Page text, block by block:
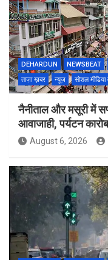
DEHARDUN NEWSBEAT
ताज़ा ख़बर
न्यूज़ सोशल मीडिया
नैनीताल और मसूरी में
आवाजाही, पर्यटन
August 6, 2026